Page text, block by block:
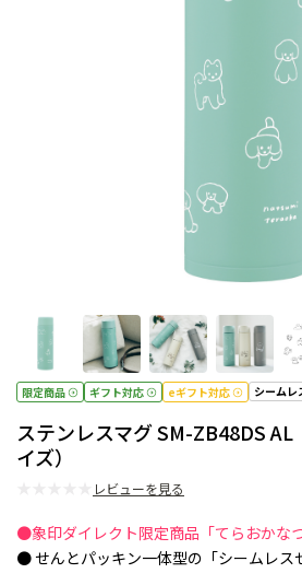
限定商品 ギフト対応 eギフト対応 シームレ
ステンレスマグ SM-ZB48DS AL
イズ）
レビューを見る
●象印ダイレクト限定商品「てらおかな
● せんとパッキン一体型の「シームレス